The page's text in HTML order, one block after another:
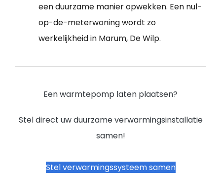
een duurzame manier opwekken. Een nul-
op-de-meterwoning wordt zo
werkelijkheid in Marum, De Wilp.
Een warmtepomp laten plaatsen?
Stel direct uw duurzame verwarmingsinstallatie
samen!
Stel verwarmingssysteem samen